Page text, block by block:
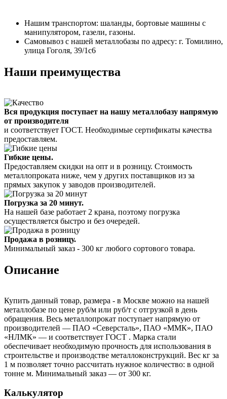
Нашим транспортом: шаланды, бортовые машины с
манипулятором, газели, газоны.
Самовывоз с нашей металлобазы по адресу: г. Томилино,
улица Гоголя, 39/1с6
Наши преимущества
Вся продукция поступает на нашу металлобазу напрямую
от производителя
и соответствует ГОСТ. Необходимые сертификаты качества
предоставляем.
Гибкие цены.
Предоставляем скидки на опт и в розницу. Стоимость
металлопроката ниже, чем у других поставщиков из за
прямых закупок у заводов производителей.
Погрузка за 20 минут.
На нашей базе работает 2 крана, поэтому погрузка
осуществляется быстро и без очередей.
Продажа в розницу.
Минимальный заказ - 300 кг любого сортового товара.
Описание
Купить данный товар, размера - в Москве можно на нашей
металлобазе по цене руб/м или руб/т с отгрузкой в день
обращения. Весь металлопрокат поступает напрямую от
производителей — ПАО «Северсталь», ПАО «ММК», ПАО
«НЛМК» — и соответствует ГОСТ . Марка стали
обеспечивает необходимую прочность для использования в
строительстве и производстве металлоконструкций. Вес кг за
1 м позволяет точно рассчитать нужное количество: в одной
тонне м. Минимальный заказ — от 300 кг.
Калькулятор